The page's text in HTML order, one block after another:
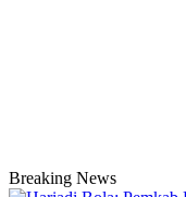
Breaking News